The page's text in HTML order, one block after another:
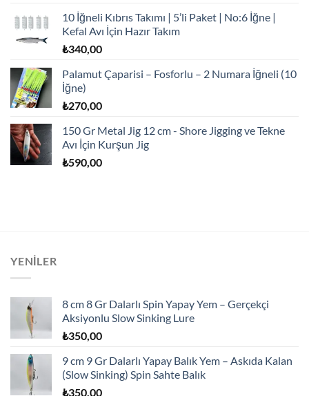
10 İğneli Kıbrıs Takımı | 5’li Paket | No:6 İğne |
Kefal Avı İçin Hazır Takım
₺340,00
Palamut Çaparisi – Fosforlu – 2 Numara İğneli (10
İğne)
₺270,00
150 Gr Metal Jig 12 cm - Shore Jigging ve Tekne
Avı İçin Kurşun Jig
₺590,00
YENILER
8 cm 8 Gr Dalarlı Spin Yapay Yem – Gerçekçi
Aksiyonlu Slow Sinking Lure
₺350,00
9 cm 9 Gr Dalarlı Yapay Balık Yem – Askıda Kalan
(Slow Sinking) Spin Sahte Balık
₺350,00